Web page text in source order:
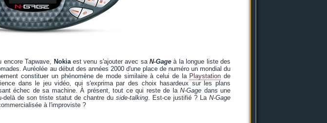
encore Tapwave, Nokiaest venu s'ajouter avec sa N-Gage à la longue liste des
Auréolée au début des années 2000 d'une place de numéro un mondial du
constituer un phénomène de mode similaire à celui de la Playstation de
dans le jeu vidéo, qui s'exprima par des choix hasardeux sur les plans
échec de sa machine. À présent, tout ce qui reste de laN-Gage dans une
delà de son triste statut de chantre du side-talking. Est-ce justifié ? La N-Gage
à l'improviste ?